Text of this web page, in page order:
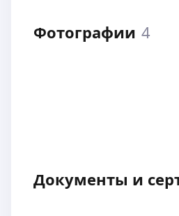
Фотографии 4
Документы и